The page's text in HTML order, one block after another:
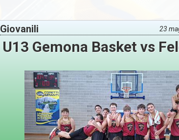
Giovanili 23
U13 Gemona Basket vs